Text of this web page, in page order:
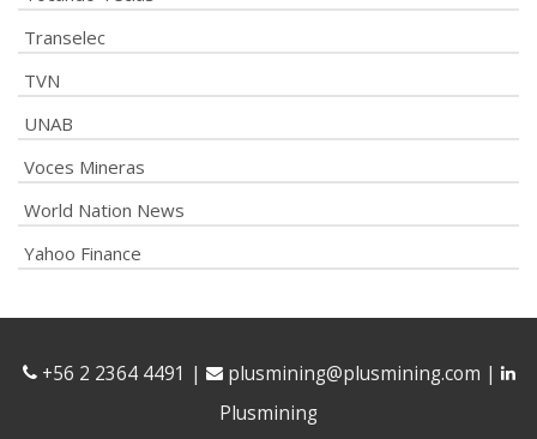
Transelec
TVN
UNAB
Voces Mineras
World Nation News
Yahoo Finance
+56 2 2364 4491 | plusmining@plusmining.com |
Plusmining